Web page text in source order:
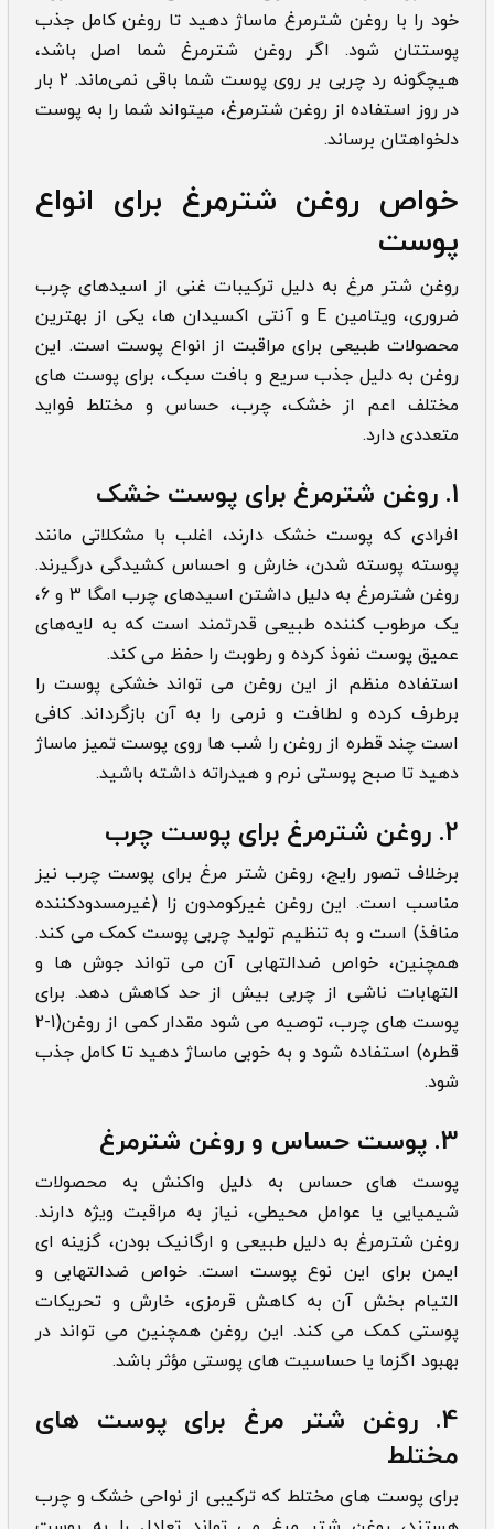
خود را با روغن شترمرغ ماساژ دهید تا روغن کامل جذب
پوستتان شود. اگر روغن شترمرغ شما اصل باشد،
هیچگونه رد چربی بر روی پوست شما باقی نمی‌ماند. 2 بار
در روز استفاده از روغن شترمرغ، میتواند شما را به پوست
دلخواهتان برساند.
خواص روغن شترمرغ برای انواع
پوست
روغن شتر مرغ به دلیل ترکیبات غنی از اسیدهای چرب
ضروری، ویتامین E و آنتی اکسیدان ها، یکی از بهترین
محصولات طبیعی برای مراقبت از انواع پوست است. این
روغن به دلیل جذب سریع و بافت سبک، برای پوست های
مختلف اعم از خشک، چرب، حساس و مختلط فواید
متعددی دارد.
1. روغن شترمرغ برای پوست خشک
افرادی که پوست خشک دارند، اغلب با مشکلاتی مانند
پوسته پوسته شدن، خارش و احساس کشیدگی درگیرند.
روغن شترمرغ به دلیل داشتن اسیدهای چرب امگا 3 و 6،
یک مرطوب کننده طبیعی قدرتمند است که به لایه‌های
عمیق پوست نفوذ کرده و رطوبت را حفظ می کند.
استفاده منظم از این روغن می تواند خشکی پوست را
برطرف کرده و لطافت و نرمی را به آن بازگرداند. کافی
است چند قطره از روغن را شب ها روی پوست تمیز ماساژ
دهید تا صبح پوستی نرم و هیدراته داشته باشید.
2. روغن شترمرغ برای پوست چرب
برخلاف تصور رایج، روغن شتر مرغ برای پوست چرب نیز
مناسب است. این روغن غیرکومدون زا (غیرمسدودکننده
منافذ) است و به تنظیم تولید چربی پوست کمک می کند.
همچنین، خواص ضدالتهابی آن می تواند جوش ها و
التهابات ناشی از چربی بیش از حد کاهش دهد. برای
پوست های چرب، توصیه می شود مقدار کمی از روغن(1-2
قطره) استفاده شود و به خوبی ماساژ دهید تا کامل جذب
شود.
3. پوست حساس و روغن شترمرغ
پوست های حساس به دلیل واکنش به محصولات
شیمیایی یا عوامل محیطی، نیاز به مراقبت ویژه دارند.
روغن شترمرغ به دلیل طبیعی و ارگانیک بودن، گزینه ای
ایمن برای این نوع پوست است. خواص ضدالتهابی و
التیام بخش آن به کاهش قرمزی، خارش و تحریکات
پوستی کمک می کند. این روغن همچنین می تواند در
بهبود اگزما یا حساسیت های پوستی مؤثر باشد.
4. روغن شتر مرغ برای پوست های
مختلط
برای پوست های مختلط که ترکیبی از نواحی خشک و چرب